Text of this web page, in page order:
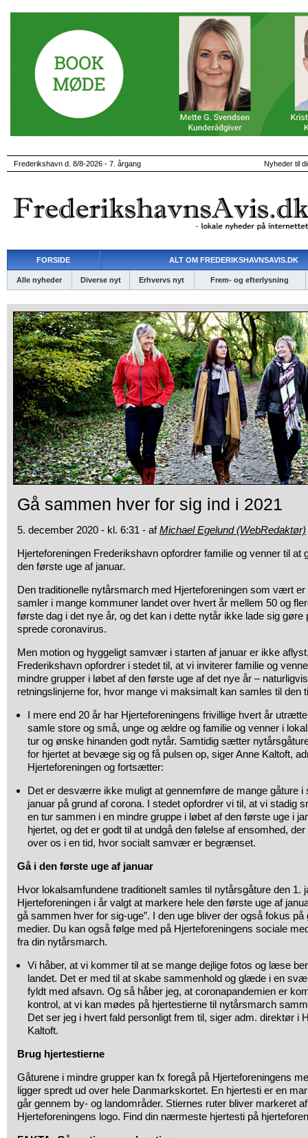
Frederikshavn d. 8/8-2026 - 7. årgang Nyheder til
FORSIDE ALT OM FREDERIKSHAVNSAVIS.DK
Alle nyheder Diverse nyt Erhvervs nyt Frem- og efterlysning
Gå sammen hver for sig ind i 2021
5. december 2020 - kl. 6:31 - afMichael Egelund (WebRedaktør)
Hjerteforeningen Frederikshavn opfordrer familie og venner til at
den første uge af januar.
Den traditionelle nytårsmarch med Hjerteforeningen som vært
samler i mange kommuner landet over hvert år mellem 50 og
første dag i det nye år, og det kan i dette nytår ikke lade sig gøre
sprede coronavirus.
Men motion og hyggeligt samvær i starten af januar er ikke
Frederikshavn opfordrer i stedet til, at vi inviterer familie og
mindre grupper i løbet af den første uge af det nye år –
retningslinjerne for, hvor mange vi maksimalt kan samles til den
I mere end 20 år har Hjerteforeningens frivillige hvert år
samle store og små, unge og ældre og familie og venner i
tur og ønske hinanden godt nytår. Samtidig sætter
for hjertet at bevæge sig og få pulsen op, siger Anne Kaltoft,
Hjerteforeningen og fortsætter:
Det er desværre ikke muligt at gennemføre de mange gåture i
januar på grund af corona. I stedet opfordrer vi til, at vi stadig
en tur sammen i en mindre gruppe i løbet af den første uge i
hjertet, og det er godt til at undgå den følelse af ensomhed,
over os i en tid, hvor socialt samvær er begrænset.
Gå i den første uge af januar
Hvor lokalsamfundene traditionelt samles til nytårsgåture den 1.
Hjerteforeningen i år valgt at markere hele den første uge af
gå sammen hver for sig-uge”. I den uge bliver der også fokus på
medier. Du kan også følge med på Hjerteforeningens sociale
fra din nytårsmarch.
Vi håber, at vi kommer til at se mange dejlige fotos og læse
landet. Det er med til at skabe sammenhold og glæde i en
fyldt med afsavn. Og så håber jeg, at coronapandemien er
kontrol, at vi kan mødes på hjertestierne til nytårsmarch
Det ser jeg i hvert fald personligt frem til, siger adm. direktør i
Kaltoft.
Brug hjertestierne
Gåturene i mindre grupper kan fx foregå på Hjerteforeningens
ligger spredt ud over hele Danmarkskortet. En hjertesti er en
går gennem by- og landområder. Stiernes ruter bliver markeret
Hjerteforeningens logo. Find din nærmeste hjertesti på